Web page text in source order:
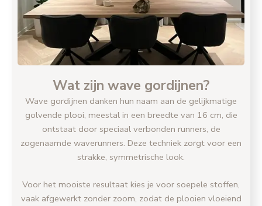
Wat zijn wave gordijnen?
Wave gordijnen danken hun naam aan de gelijkmatige
golvende plooi, meestal in een breedte van 16 cm, die
ontstaat door speciaal verbonden runners, de
zogenaamde waverunners. Deze techniek zorgt voor een
strakke, symmetrische look.
Voor het mooiste resultaat kies je voor soepele stoffen,
vaak afgewerkt zonder zoom, zodat de plooien vloeiend